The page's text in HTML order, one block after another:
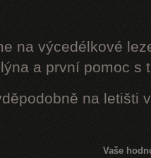
na výcedélkové
a první pomoc s
na letišti
Vaše